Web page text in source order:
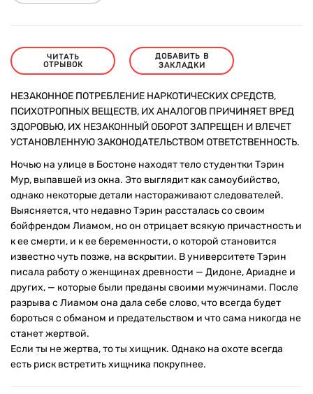
ЧИТАТЬ
ОТРЫВОК
ДОБАВИТЬ В
ЗАКЛАДКИ
НЕЗАКОННОЕ ПОТРЕБЛЕНИЕ НАРКОТИЧЕСКИХ СРЕДСТВ,
ПСИХОТРОПНЫХ ВЕЩЕСТВ, ИХ АНАЛОГОВ ПРИЧИНЯЕТ ВРЕД
ЗДОРОВЬЮ, ИХ НЕЗАКОННЫЙ ОБОРОТ ЗАПРЕЩЕН И ВЛЕЧЕТ
УСТАНОВЛЕННУЮ ЗАКОНОДАТЕЛЬСТВОМ ОТВЕТСТВЕННОСТЬ.
Ночью на улице в Бостоне находят тело студентки Тэрин
Мур, выпавшей из окна. Это выглядит как самоубийство,
однако некоторые детали настораживают следователей.
Выясняется, что недавно Тэрин рассталась со своим
бойфрендом Лиамом, но он отрицает всякую причастность и
к ее смерти, и к ее беременности, о которой становится
известно чуть позже, на вскрытии. В университете Тэрин
писала работу о женщинах древности — Дидоне, Ариадне и
других, — которые были преданы своими мужчинами. После
разрыва с Лиамом она дала себе слово, что всегда будет
бороться с обманом и предательством и что сама никогда не
станет жертвой.
Если ты не жертва, то ты хищник. Однако на охоте всегда
есть риск встретить хищника покрупнее.